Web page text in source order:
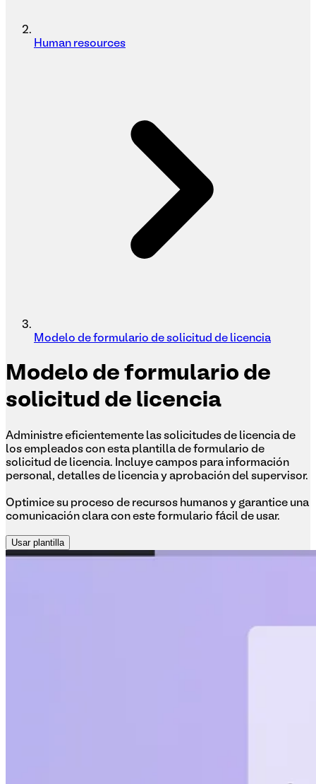
Human resources
Modelo de formulario de solicitud de licencia
Modelo de formulario de
solicitud de licencia
Administre eficientemente las solicitudes de licencia de
los empleados con esta plantilla de formulario de
solicitud de licencia. Incluye campos para información
personal, detalles de licencia y aprobación del supervisor.
Optimice su proceso de recursos humanos y garantice una
comunicación clara con este formulario fácil de usar.
Usar plantilla